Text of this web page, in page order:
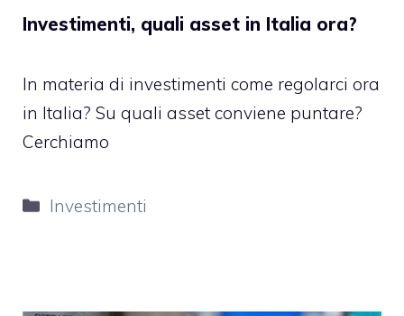
Investimenti, quali asset in Italia ora?
In materia di investimenti come regolarci ora
in Italia? Su quali asset conviene puntare?
Cerchiamo
Categorie
Investimenti